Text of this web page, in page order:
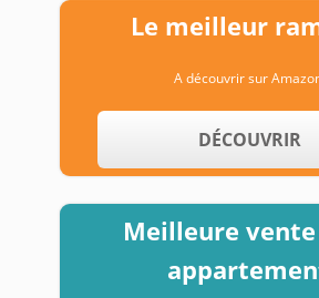
Le meilleur
A découvrir sur
DÉCOUVRIR
Meilleure